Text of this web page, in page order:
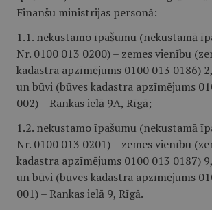
Finanšu ministrijas personā:
1.1. nekustamo īpašumu (nekustamā
Nr. 0100 013 0200) – zemes vienību
kadastra apzīmējums 0100 013 0186)
un būvi (būves kadastra apzīmējums
002) – Rankas ielā 9A, Rīgā;
1.2. nekustamo īpašumu (nekustamā
Nr. 0100 013 0201) – zemes vienību
kadastra apzīmējums 0100 013 0187)
un būvi (būves kadastra apzīmējums
001) – Rankas ielā 9, Rīgā.